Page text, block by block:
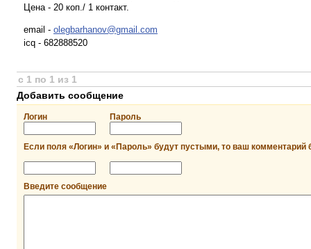
Цена - 20 коп./ 1 контакт.
email - olegbarhanov@gmail.com
icq - 682888520
с 1 по 1 из 1
Добавить сообщение
Логин Пароль
Если поля «Логин» и «Пароль» будут пустыми, то ваш комментарий
Введите сообщение